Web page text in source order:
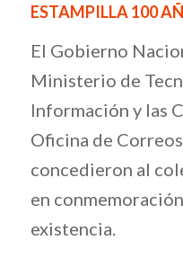
ESTAMPILLA 100
El Gobierno
Ministerio de
Información y las
Oficina de
concedieron al
en
existencia.